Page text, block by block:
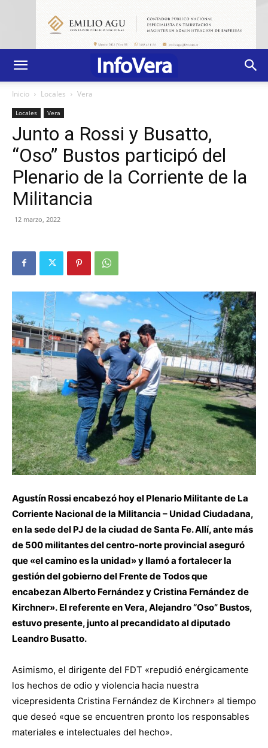
Inicio Locales Vera
Locales Vera
Junto a Rossi y Busatto,
“Oso” Bustos participó del
Plenario de la Corriente de la
Militancia
12 marzo, 2022
Agustín Rossi encabezó hoy el Plenario Militante de La
Corriente Nacional de la Militancia – Unidad Ciudadana,
en la sede del PJ de la ciudad de Santa Fe. Allí, ante más
de 500 militantes del centro-norte provincial aseguró
que «el camino es la unidad» y llamó a fortalecer la
gestión del gobierno del Frente de Todos que
encabezan Alberto Fernández y Cristina Fernández de
Kirchner». El referente en Vera, Alejandro “Oso” Bustos,
estuvo presente, junto al precandidato al diputado
Leandro Busatto.
Asimismo, el dirigente del FDT «repudió enérgicamente
los hechos de odio y violencia hacia nuestra
vicepresidenta Cristina Fernández de Kirchner» al tiempo
que deseó «que se encuentren pronto los responsables
materiales e intelectuales del hecho».